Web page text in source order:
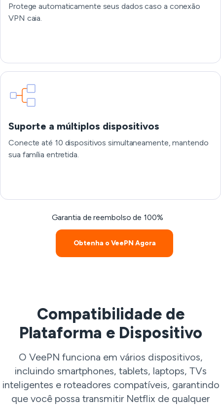
Protege automaticamente seus dados caso a conexão
VPN caia.
Suporte a múltiplos dispositivos
Conecte até 10 dispositivos simultaneamente, mantendo
sua família entretida.
Garantia de reembolso de 100%
Obtenha o VeePN Agora
Compatibilidade de
Plataforma e Dispositivo
O VeePN funciona em vários dispositivos,
incluindo smartphones, tablets, laptops, TVs
inteligentes e roteadores compatíveis, garantindo
que você possa transmitir Netflix de qualquer